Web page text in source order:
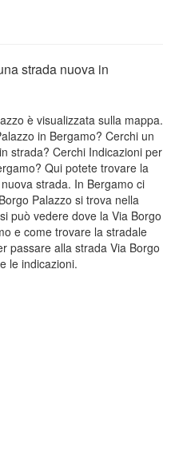
strada nuova in
è visualizzata sulla mappa.
in Bergamo? Cerchi un
strada? Cerchi Indicazioni per
Qui potete trovare la
strada. In Bergamo ci
Palazzo si trova nella
può vedere dove la Via Borgo
e come trovare la stradale
passare alla strada Via Borgo
le indicazioni.